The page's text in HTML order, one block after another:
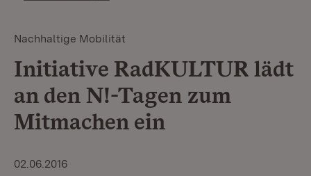
Nachhaltige Mobilität
Initiative RadKULTUR lädt
an den N!-Tagen zum
Mitmachen ein
02.06.2016